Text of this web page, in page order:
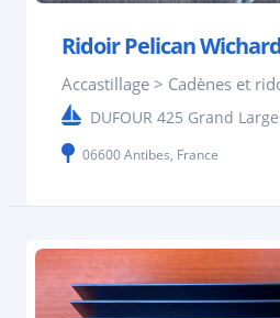
Ridoir Pelican
Accastillage > Cadènes et
DUFOUR 425 Grand Large
06600 Antibes, France